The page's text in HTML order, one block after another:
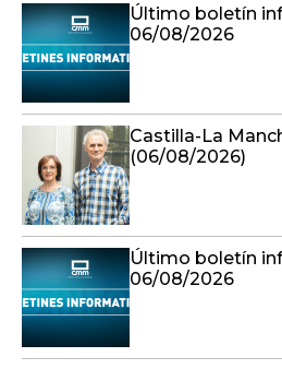
Último boletín
06/08/2026
Castilla-La
(06/08/2026)
Último boletín
06/08/2026